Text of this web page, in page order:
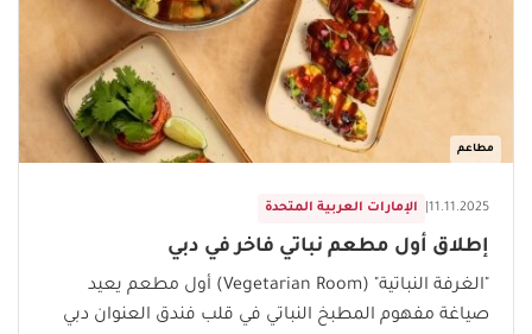
مطاعم
الإمارات العربية المتحدة 11.11.2025
إطلاق أول مطعم نباتي فاخر في دبي
"الغرفة النباتية" (Vegetarian Room) أول مطعم يعيد
صياغة مفهوم المطبخ النباتي في قلب فندق العنوان دبي